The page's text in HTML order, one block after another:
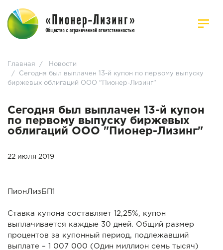
Главная /
Новости
/
Сегодня был выплачен 13-й купон по первому выпуску
биржевых облигаций ООО "Пионер-Лизинг"
Сегодня был выплачен 13-й купон
по первому выпуску биржевых
облигаций ООО "Пионер-Лизинг"
22 июля 2019
ПионЛизБП1
Ставка купона составляет 12,25%, купон
выплачивается каждые 30 дней. Общий размер
процентов за купонный период, подлежавший
выплате – 1 007 000 (Один миллион семь тысяч)